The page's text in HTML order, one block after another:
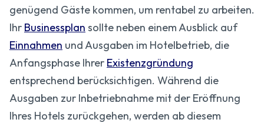
genügend Gäste kommen, um rentabel zu arbeiten.
Ihr Businessplan sollte neben einem Ausblick auf
Einnahmen und Ausgaben im Hotelbetrieb, die
Anfangsphase Ihrer Existenzgründung
entsprechend berücksichtigen. Während die
Ausgaben zur Inbetriebnahme mit der Eröffnung
Ihres Hotels zurückgehen, werden ab diesem